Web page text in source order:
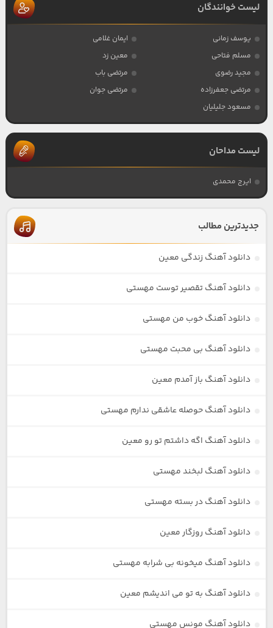
لیست خوانندگان
یوسف زمانی
ایمان غلامی
مسلم فتاحی
معین زد
مجید رضوی
مرتضی باب
مرتضی جعفرزاده
مرتضی جوان
مسعود جلیلیان
لیست مداحان
ایرج محمدی
جدیدترین مطالب
دانلود آهنگ زندگی معین
دانلود آهنگ تقصیر توست مهستی
دانلود آهنگ خوب من مهستی
دانلود آهنگ بی محبت مهستی
دانلود آهنگ باز آمدم معین
دانلود آهنگ حوصله عاشقی ندارم مهستی
دانلود آهنگ اگه داشتم تو رو معین
دانلود آهنگ لبخند مهستی
دانلود آهنگ در بسته مهستی
دانلود آهنگ روزگار معین
دانلود آهنگ میخونه بی شرابه مهستی
دانلود آهنگ به تو می اندیشم معین
دانلود آهنگ مونس مهستی